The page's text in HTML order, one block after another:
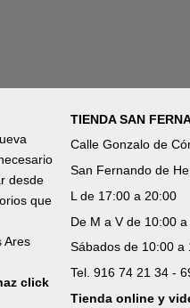
desde
que
Ares
click
TIENDA SAN
Calle Gonzalo de
San Fernando de
L de 17:00 a 20:00
De M a V de 10:00
Sábados de 10:00 a
Tel. 916 74 21 34 -
Tienda online y